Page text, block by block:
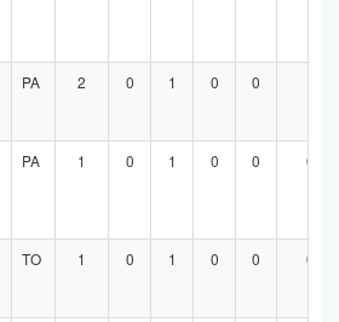
PA 2 0 1 0 0
PA 1 0 1 0 0 0
TO 1 0 1 0 0 0